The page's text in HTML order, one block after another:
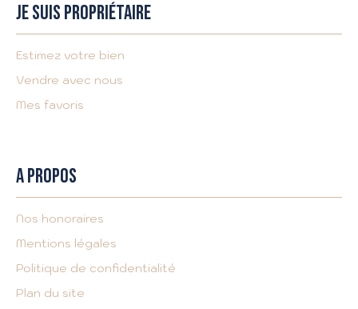
JE SUIS PROPRIÉTAIRE
Estimez votre bien
Vendre avec nous
Mes favoris
A PROPOS
Nos honoraires
Mentions légales
Politique de confidentialité
Plan du site